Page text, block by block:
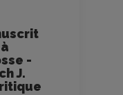
-
J.